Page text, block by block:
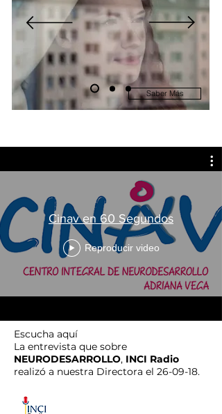
Saber Más
Cinav en 60 Segundos
Reproducir video
Escucha aquí
La entrevista que sobre
NEURODESARROLLO, INCI Radio
realizó a nuestra Directora el 26-09-18.